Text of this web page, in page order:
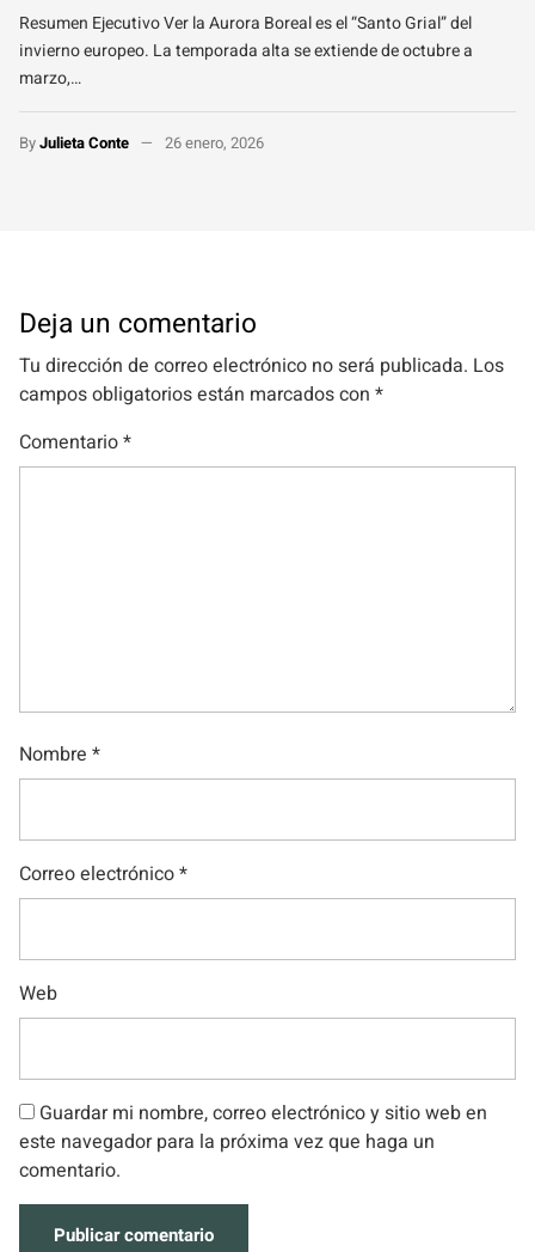
Resumen Ejecutivo Ver la Aurora Boreal es el “Santo Grial” del
invierno europeo. La temporada alta se extiende de octubre a
marzo,…
ByJulieta Conte 26 enero, 2026
Deja un comentario
Tu dirección de correo electrónico no será publicada. Los
campos obligatorios están marcados con *
Comentario*
Nombre *
Correo electrónico*
Web
Guardar mi nombre, correo electrónico y sitio web en
este navegador para la próxima vez que haga un
comentario.